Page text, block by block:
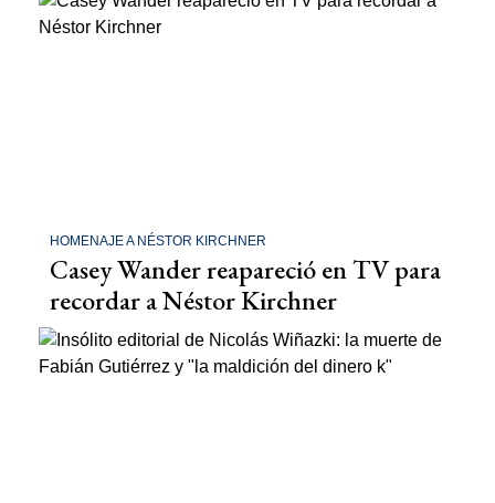
HOMENAJE A NÉSTOR KIRCHNER
Casey Wander reapareció en TV para
recordar a Néstor Kirchner